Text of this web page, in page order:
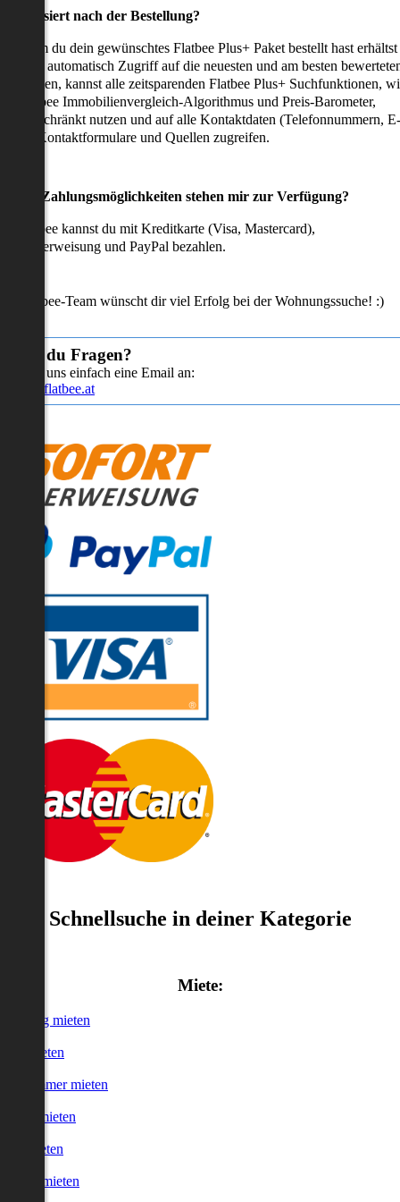
passiert nach der Bestellung?
du dein gewünschtes Flatbee Plus+ Paket bestellt hast erhältst
sofort automatisch Zugriff auf die neuesten und am besten
kannst alle zeitsparenden Flatbee Plus+ Suchfunktionen,
Flatbee Immobilienvergleich-Algorithmus und Preis-Barometer,
nutzen und auf alle Kontaktdaten (Telefonnummern, E-
Kontaktformulare und Quellen zugreifen.
Zahlungsmöglichkeiten stehen mir zur Verfügung?
Flatbee kannst du mit Kreditkarte (Visa, Mastercard),
und PayPal bezahlen.
Flatbee-Team wünscht dir viel Erfolg bei der Wohnungssuche! :)
Hast du Fragen?
Sende uns einfach eine Email an:
info@flatbee.at
Schnellsuche in deiner Kategorie
Miete:
mieten
mieten
Zimmer mieten
mieten
mieten